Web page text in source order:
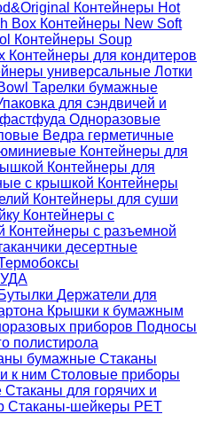
Контейнеры Hot
Box Контейнеры New Soft
Контейнеры Soup
Контейнеры для кондитеров
универсальные Лотки
Тарелки бумажные
для сэндвичей и
Одноразовые
Ведра герметичные
Контейнеры для
Контейнеры для
с крышкой Контейнеры
Контейнеры для суши
Контейнеры с
Контейнеры с разъемной
десертные
Бутылки Держатели для
Крышки к бумажным
приборов Подносы
полистирола
бумажные Стаканы
к ним Столовые приборы
Стаканы для горячих и
Стаканы-шейкеры PET